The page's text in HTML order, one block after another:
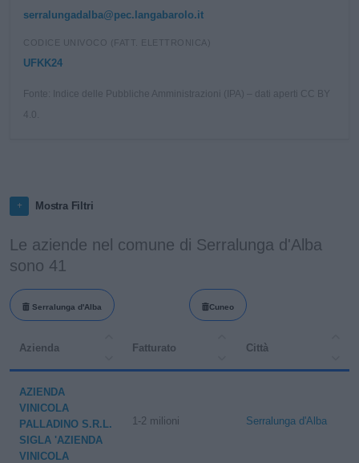
serralungadalba@pec.langabarolo.it
CODICE UNIVOCO (FATT. ELETTRONICA)
UFKK24
Fonte: Indice delle Pubbliche Amministrazioni (IPA) – dati aperti CC BY
Mostra Filtri
Le aziende nel comune di Serralunga d'Alba
sono 41
Serralunga d'Alba Cuneo
Azienda Fatturato Città
AZIENDA
VINICOLA
PALLADINO S.R.L.
SIGLA 'AZIENDA
VINICOLA
1-2 milioni Serralunga d'Alba